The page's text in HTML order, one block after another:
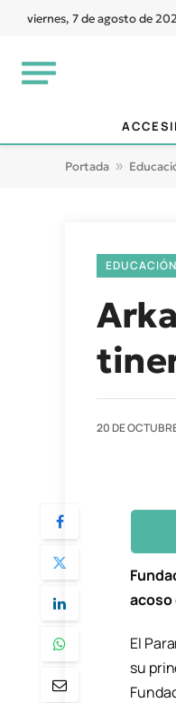
viernes, 7 de agosto de
Portada »
EDUCACIÓN
20 DE
acoso
El
su